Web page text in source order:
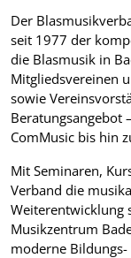
Der
seit 1977 der
die Blasmusik in
Mitgliedsvereinen
sowie
Beratungsangebot
ComMusic bis hin
Mit Seminaren,
Verband die
Weiterentwicklung
Musikzentrum
moderne